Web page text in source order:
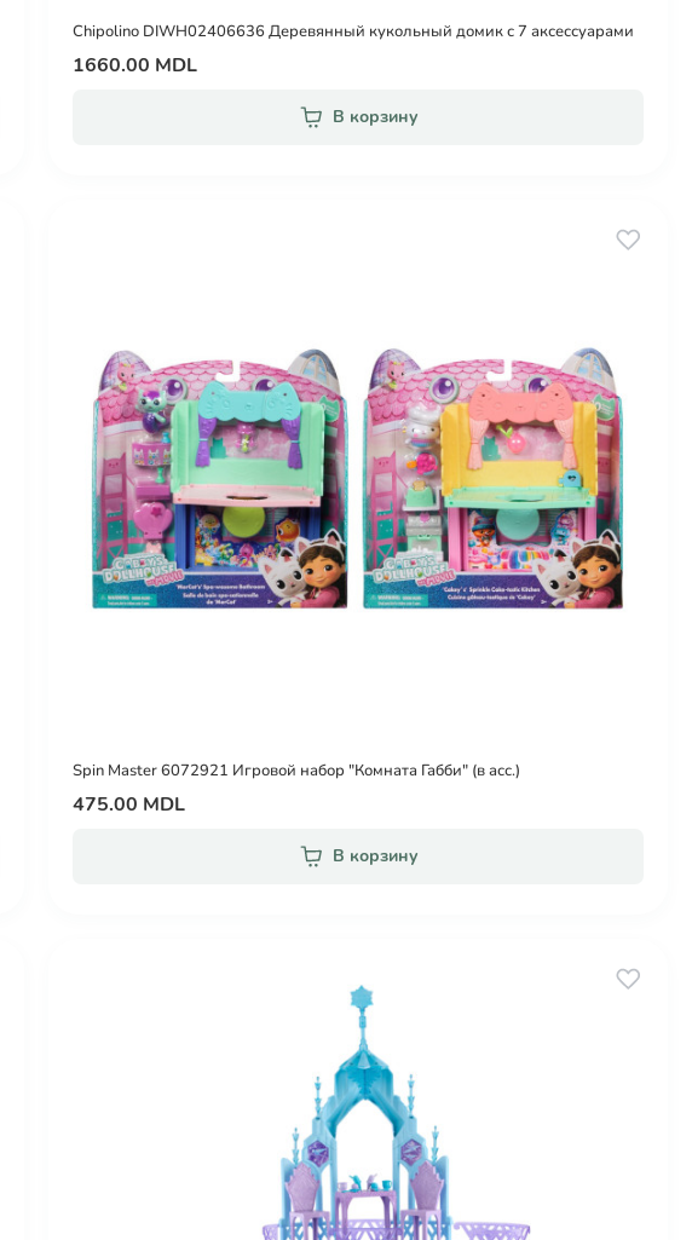
Chipolino DIWH02406636 Деревянный кукольный домик с 7 аксессуарами
1660.00 MDL
В корзину
Spin Master 6072921 Игровой набор "Комната Габби" (в асс.)
475.00 MDL
В корзину